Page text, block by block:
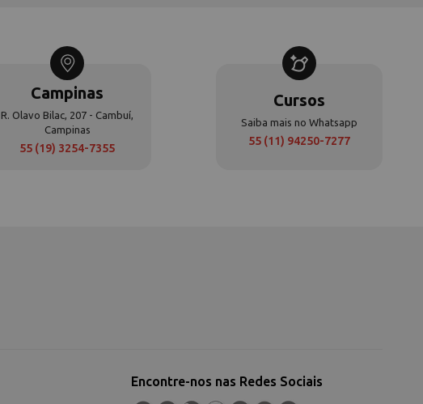
Campinas
R. Olavo Bilac, 207 - Cambuí,
Campinas
55 (19) 3254-7355
Cursos
Saiba mais no Whatsapp
55 (11) 94250-7277
Encontre-nos nas Redes Sociais